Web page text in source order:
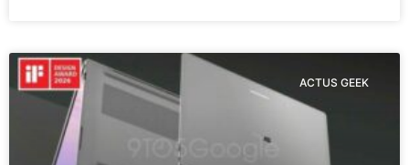
ACTUS GEEK